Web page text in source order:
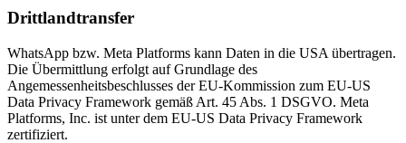
Drittlandtransfer
WhatsApp bzw. Meta Platforms kann Daten in die USA übertragen.
Die Übermittlung erfolgt auf Grundlage des
Angemessenheitsbeschlusses der EU-Kommission zum EU-US
Data Privacy Framework gemäß Art. 45 Abs. 1 DSGVO. Meta
Platforms, Inc. ist unter dem EU-US Data Privacy Framework
zertifiziert.